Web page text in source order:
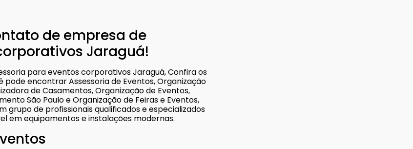
de empresa de
Jaraguá!
para eventos corporativos Jaraguá, Confira os
encontrar Assessoria de Eventos, Organização
de Casamentos, Organização de Eventos,
São Paulo e Organização de Feiras e Eventos,
grupo de profissionais qualificados e especializados
em equipamentos e instalações modernas.